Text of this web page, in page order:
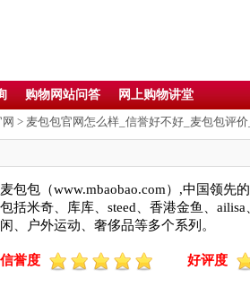
购物网站问答
网上购物讲堂
> 麦包包官网怎么样_信誉好不好_麦包包评
麦包包（www.mbaobao.com）,中国领先
包括米奇、库库、steed、香港金鱼、
闲、户外运动、奢侈品等多个系列。
信誉度 好评度